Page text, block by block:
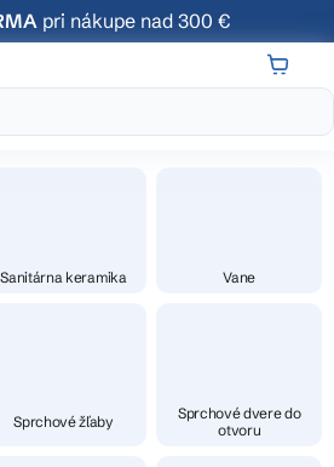
pri nákupe nad 300 €
Sanitárna keramika Vane
Sprchové žľaby
Sprchové dvere do
otvoru